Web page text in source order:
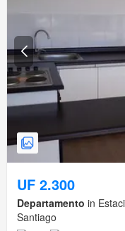
UF 2.300
Departamento in
Santiago